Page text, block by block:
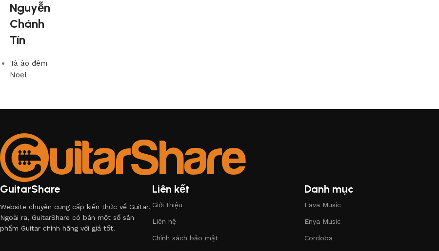
Nguyễn
Chánh
Tín
Tà áo đêm
Noel
GuitarShare
Website chuyên cung cấp kiến thức về Guitar.
Ngoài ra, GuitarShare có bán một số sản
phẩm Guitar chính hãng với giá tốt.
Liên kết
Giới thiệu
Liên hệ
Chính sách bảo mật
Danh mục
Lava Music
Enya Music
Cordoba